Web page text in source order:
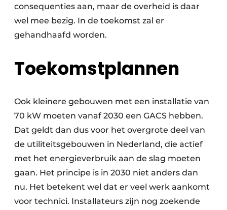
consequenties aan, maar de overheid is daar
wel mee bezig. In de toekomst zal er
gehandhaafd worden.
Toekomstplannen
Ook kleinere gebouwen met een installatie van
70 kW moeten vanaf 2030 een GACS hebben.
Dat geldt dan dus voor het overgrote deel van
de utiliteitsgebouwen in Nederland, die actief
met het energieverbruik aan de slag moeten
gaan. Het principe is in 2030 niet anders dan
nu. Het betekent wel dat er veel werk aankomt
voor technici. Installateurs zijn nog zoekende